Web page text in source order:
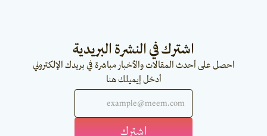
اشترك في النشرة البريدية
احصل على أحدث المقالات والأخبار مباشرة في بريدك الإلكتروني
أدخل إيميلك هنا